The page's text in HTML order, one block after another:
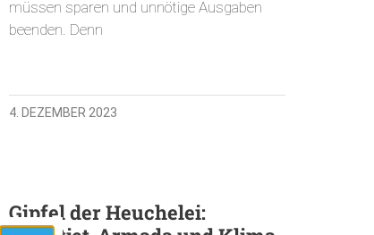
müssen sparen und unnötige Ausgaben
beenden. Denn
4. DEZEMBER 2023
Gipfel der Heuchelei: